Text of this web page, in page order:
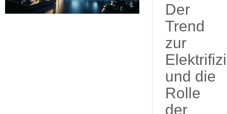
Der
Trend
zur
und die
Rolle
der